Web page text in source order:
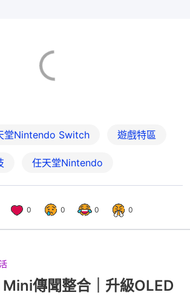
堂Nintendo Switch 遊戲特區
任天堂Nintendo
0 0 0 0
傳聞整合｜升級OLED